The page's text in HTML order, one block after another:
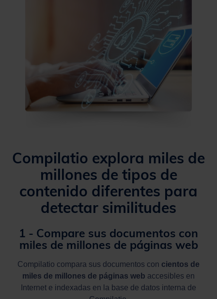
Compilatio explora miles de
millones de tipos de
contenido diferentes para
detectar similitudes
1 - Compare sus documentos con
miles de millones de páginas web
Compilatio compara sus documentos con cientos de
miles de millones de páginas web accesibles en
Internet e indexadas en la base de datos interna de